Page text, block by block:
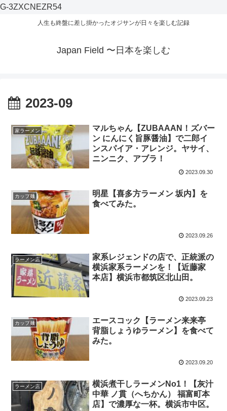
G-3ZXCNEZR54
人生も終盤に差し掛かったオジサンが日々を楽しむ記録
Japan Field 〜日本を楽しむ
2023-09
家ラーメン
マルちゃん【ZUBAAAN！ズバー
ン にんにく旨豚醤油】で二郎イ
ンスパイア・アレンジ。ヤサイ、
ニンニク、アブラ！
2023.09.30
カップ麺
明星【喜多方ラーメン 坂内】を
食べてみた。
2023.09.26
ラーメン店
家系レジェンドの店で、正統派の
横浜家系ラーメンを！【近藤家
本店】横浜市都筑区北山田。
2023.09.23
カップ麺
エースコック【ラーメン来来亭
背脂しょうゆラーメン】を食べて
みた。
2023.09.20
ラーメン店
横浜煮干しラーメンNo1！【灰汁
中華 ノ貫（へちかん） 福富町本
店】で濃厚な一杯。横浜市中区。